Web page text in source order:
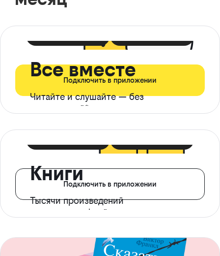
Все вместе
Читайте и слушайте — без
ограничений*
Подключить в приложении
Книги
Тысячи произведений
с доступом офлайн
Подключить в приложении